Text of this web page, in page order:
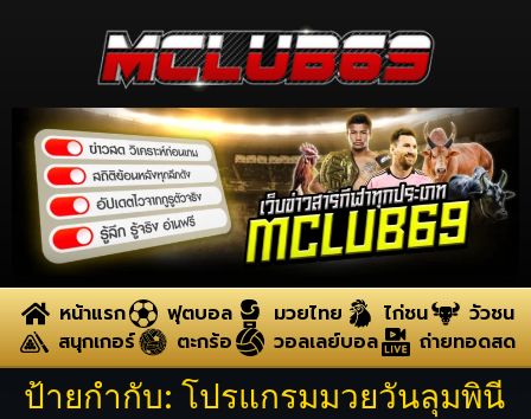
หน้าแรก ฟุตบอล มวยไทย ไก่ชน
วัวชน
สนุกเกอร์
ตะกร้อ วอลเลย์บอล ถ่ายทอดสด
ป้ายกำกับ: โปรแกรมมวยวันลุมพินี